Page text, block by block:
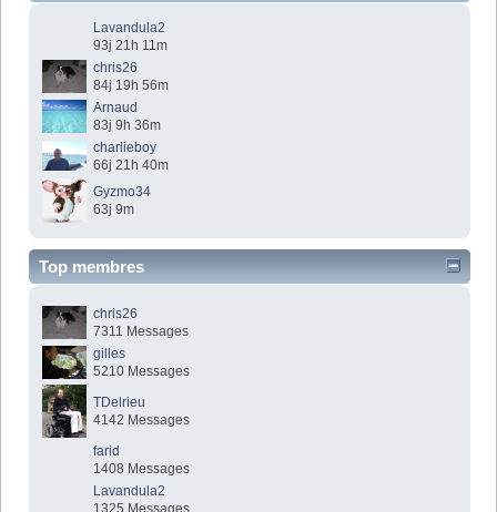
Lavandula2
93j 21h 11m
chris26
84j 19h 56m
Arnaud
83j 9h 36m
charlieboy
66j 21h 40m
Gyzmo34
63j 9m
Top membres
chris26
7311 Messages
gilles
5210 Messages
TDelrieu
4142 Messages
farid
1408 Messages
Lavandula2
1325 Messages